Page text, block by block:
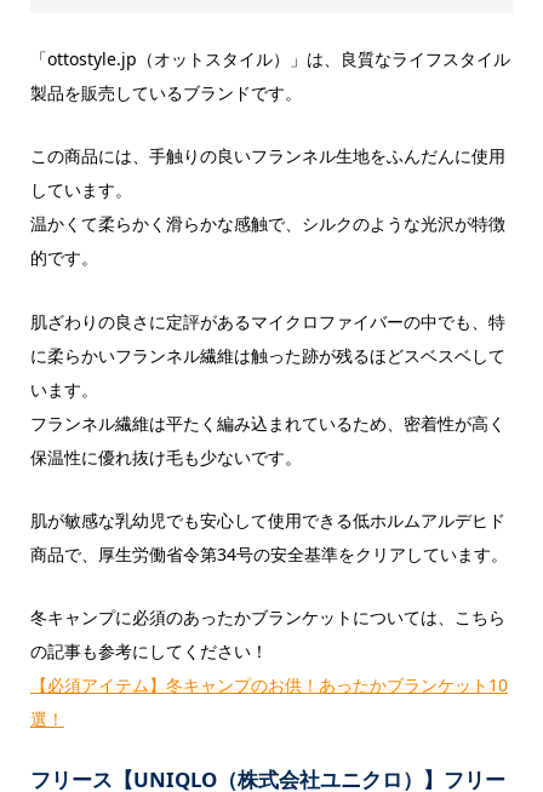
「ottostyle.jp（オットスタイル）」は、良質なライフスタイル
製品を販売しているブランドです。
この商品には、手触りの良いフランネル生地をふんだんに使用
しています。
温かくて柔らかく滑らかな感触で、シルクのような光沢が特徴
的です。
肌ざわりの良さに定評があるマイクロファイバーの中でも、特
に柔らかいフランネル繊維は触った跡が残るほどスベスベして
います。
フランネル繊維は平たく編み込まれているため、密着性が高く
保温性に優れ抜け毛も少ないです。
肌が敏感な乳幼児でも安心して使用できる低ホルムアルデヒド
商品で、厚生労働省令第34号の安全基準をクリアしています。
冬キャンプに必須のあったかブランケットについては、こちら
の記事も参考にしてください！
【必須アイテム】冬キャンプのお供！あったかブランケット10
選！
フリース【UNIQLO（株式会社ユニクロ）】フリー